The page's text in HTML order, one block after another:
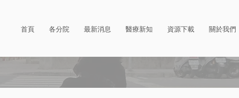
首頁 各分院 最新消息 醫療新知 資源下載 關於我們